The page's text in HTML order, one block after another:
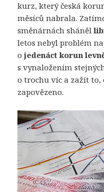
kurz, který česká
měsíců nabrala.
směnárnách sháněl
letos nebyl problém
ojedenáct korun
s vynaložením
o trochu víc a zažít to,
zapovězeno.